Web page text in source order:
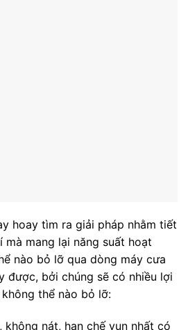
hoay tìm ra giải pháp nhằm tiết
mà mang lại năng suất hoạt
nào bỏ lỡ qua dòng máy cưa
được, bởi chúng sẽ có nhiều lợi
thể nào bỏ lỡ:
không nát, hạn chế vụn nhất có